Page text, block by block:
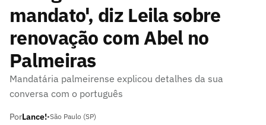
mandato', diz Leila sobre
renovação com Abel no
Palmeiras
Mandatária palmeirense explicou detalhes da sua
conversa com o português
PorLance!•São Paulo (SP)